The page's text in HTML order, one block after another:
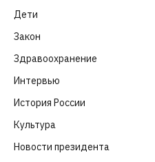
Дети
Закон
Здравоохранение
Интервью
История России
Культура
Новости президента